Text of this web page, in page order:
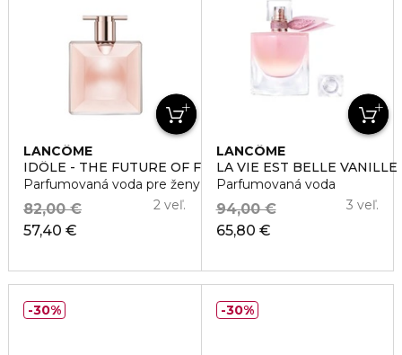
LANCÔME
IDÔLE - THE FUTURE OF FRAGRANCE
Parfumovaná voda pre ženy
57,40 €
82,00 € 2 veľ.
LANCÔME
LA VIE EST BELLE VANILLE
Parfumovaná voda
65,80 €
94,00 € 3 veľ.
30% 30%